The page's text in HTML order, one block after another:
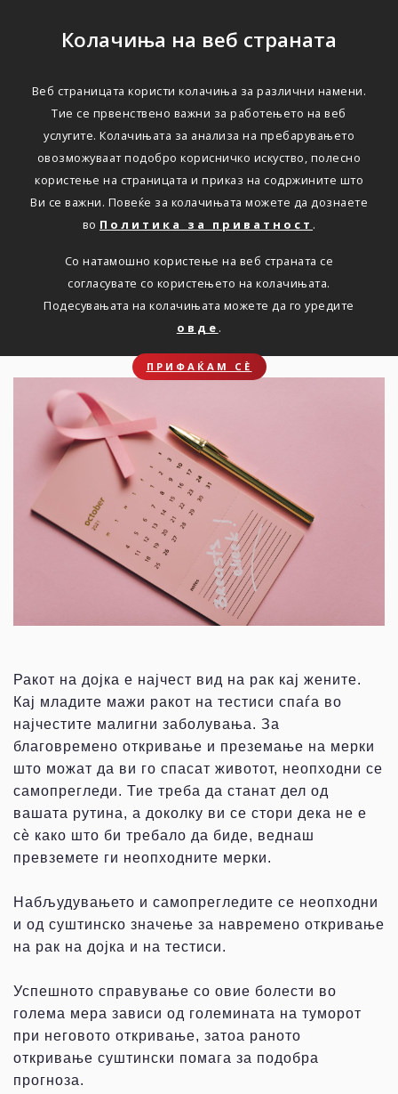
Колачиња на веб страната
Веб страницата користи колачиња за различни намени.
Тие се првенствено важни за работењето на веб
услугите. Колачињата за анализа на пребарувањето
овозможуваат подобро корисничко искуство, полесно
користење на страницата и приказ на содржините што
Ви се важни. Повеќе за колачињата можете да дознаете
во Политика за приватност .
Со натамошно користење на веб страната се
согласувате со користењето на колачињата.
Подесувањата на колачињата можете да го уредите
овде .
ПРИФАЌАМ СЀ
Колку се сакате себеси?
Новости КОЛКУ СЕ САКАТЕ СЕБЕСИ?
Ви препорачуваме
самопрегледите да станат
дел од вашето секојдневие.
Ракот на дојка е најчест вид на рак кај жените.
Кај младите мажи ракот на тестиси спаѓа во
најчестите малигни заболувања. За
благовремено откривање и преземање на мерки
што можат да ви го спасат животот, неопходни се
самопрегледи. Тие треба да станат дел од
вашата рутина, а доколку ви се стори дека не е
сѐ како што би требало да биде, веднаш
превземете ги неопходните мерки.
Набљудувањето и самопрегледите се неопходни
и од суштинско значење за навремено откривање
на рак на дојка и на тестиси.
Успешното справување со овие болести во
голема мера зависи од големината на туморот
при неговото откривање, затоа раното
откривање суштински помага за подобра
прогноза.